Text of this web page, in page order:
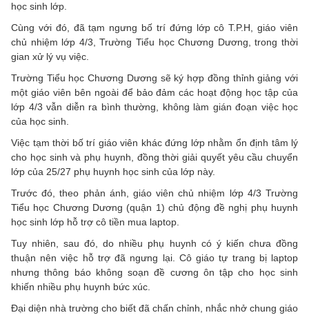
học sinh lớp.
Cùng với đó, đã tạm ngưng bố trí đứng lớp cô T.P.H, giáo viên
chủ nhiệm lớp 4/3, Trường Tiểu học Chương Dương, trong thời
gian xử lý vụ việc.
Trường Tiểu học Chương Dương sẽ ký hợp đồng thỉnh giảng với
một giáo viên bên ngoài để bảo đảm các hoạt động học tập của
lớp 4/3 vẫn diễn ra bình thường, không làm gián đoạn việc học
của học sinh.
Việc tạm thời bố trí giáo viên khác đứng lớp nhằm ổn định tâm lý
cho học sinh và phụ huynh, đồng thời giải quyết yêu cầu chuyển
lớp của 25/27 phụ huynh học sinh của lớp này.
Trước đó, theo phản ánh, giáo viên chủ nhiệm lớp 4/3 Trường
Tiểu học Chương Dương (quận 1) chủ động đề nghị phụ huynh
học sinh lớp hỗ trợ cô tiền mua laptop.
Tuy nhiên, sau đó, do nhiều phụ huynh có ý kiến chưa đồng
thuận nên việc hỗ trợ đã ngưng lại. Cô giáo tự trang bị laptop
nhưng thông báo không soạn đề cương ôn tập cho học sinh
khiến nhiều phụ huynh bức xúc.
Đại diện nhà trường cho biết đã chấn chỉnh, nhắc nhở chung giáo